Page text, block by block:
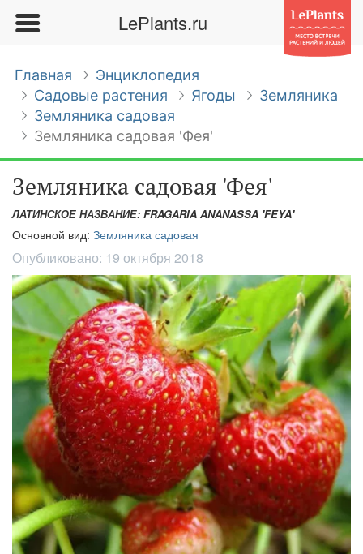
LePlants.ru
Главная
Энциклопедия
Садовые растения
Ягоды
Земляника
Земляника садовая
Земляника садовая 'Фея'
Земляника садовая 'Фея'
ЛАТИНСКОЕ НАЗВАНИЕ: FRAGARIA ANANASSA 'FEYA'
Основной вид: Земляника садовая
Опубликовано: 19 октября 2018